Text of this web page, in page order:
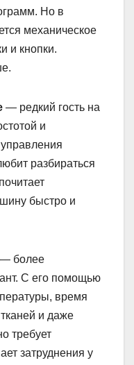
Но в
механическое
и кнопки.
— редкий гость на
и
разбираться
быстро и
— более
С его помощью
время
и даже
требует
затруднения у